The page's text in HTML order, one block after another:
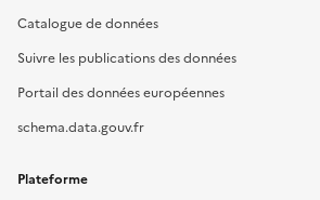
Catalogue de données
Suivre les publications des données
Portail des données européennes
schema.data.gouv.fr
Plateforme